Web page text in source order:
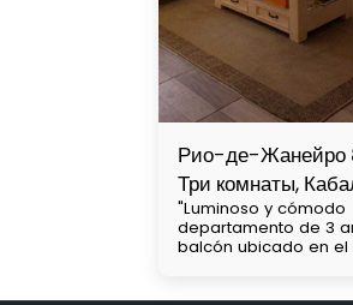
Рио-де-Жанейро
Три комнаты,
"Luminoso y cómodo
departamento de 3
balcón ubicado en el